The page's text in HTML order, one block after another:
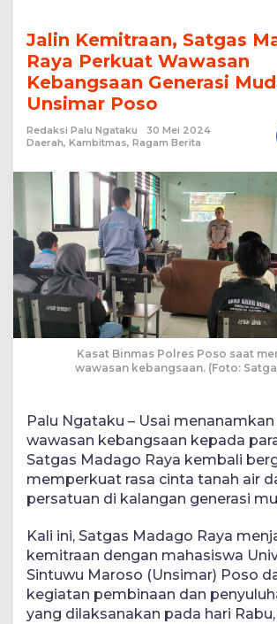
Jalin Kemitraan, Satgas
Raya Perkuat Wawasan
Kebangsaan Generasi
Unsimar Poso
Redaksi Palu Ngataku
30 Mei 2024
Daerah, Kambitmas, Ragam Berita
Kasat Binmas Polres Poso saat
wawasan kebangsaan. (Foto:
Palu Ngataku – Usai menanamkan
wawasan kebangsaan kepada
Satgas Madago Raya kembali
memperkuat rasa cinta tanah air
persatuan di kalangan generasi
Kali ini, Satgas Madago Raya
kemitraan dengan mahasiswa
Sintuwu Maroso (Unsimar) Poso
kegiatan pembinaan dan
yang dilaksanakan pada hari